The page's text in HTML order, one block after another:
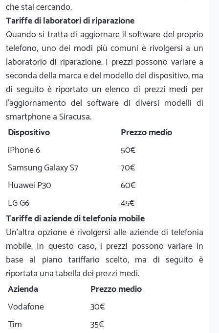
che stai cercando.
Tariffe di laboratori di riparazione
Quando si tratta di aggiornare il software del proprio
telefono, uno dei modi più comuni è rivolgersi a un
laboratorio di riparazione. I prezzi possono variare a
seconda della marca e del modello del dispositivo, ma
di seguito è riportato un elenco di prezzi medi per
l'aggiornamento del software di diversi modelli di
smartphone a Siracusa.
Dispositivo
Prezzo medio
iPhone 6
50€
Samsung Galaxy S7
70€
Huawei P30
60€
LG G6
45€
Tariffe di aziende di telefonia mobile
Un'altra opzione è rivolgersi alle aziende di telefonia
mobile. In questo caso, i prezzi possono variare in
base al piano tariffario scelto, ma di seguito è
riportata una tabella dei prezzi medi.
Azienda
Prezzo medio
Vodafone
30€
Tim
35€